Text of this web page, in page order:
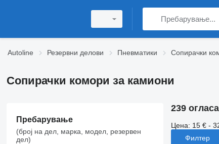
Autoline Резервни делови Пневматики Сопирачки
Сопирачки комори за камиони
Пребарување
(број на дел, марка, модел, резервен
дел)
239
Цена: 15 € -
Филтер